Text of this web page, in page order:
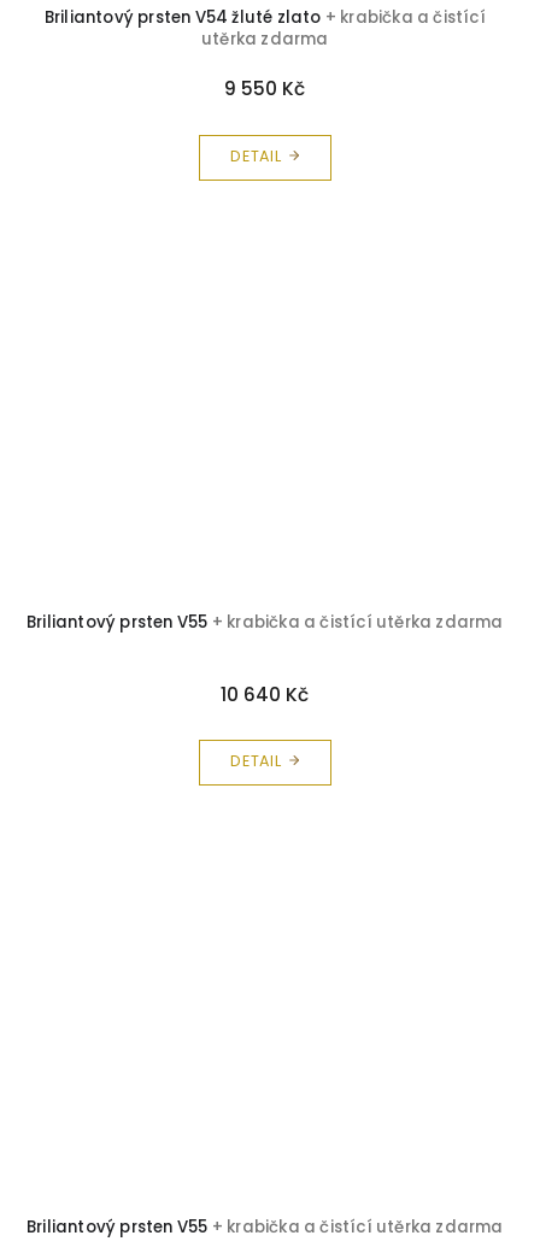
Briliantový prsten V54 žluté zlato + krabička a čistící
utěrka zdarma
9 550 Kč
DETAIL
Briliantový prsten V55 + krabička a čistící utěrka zdarma
10 640 Kč
DETAIL
Briliantový prsten V55 + krabička a čistící utěrka zdarma